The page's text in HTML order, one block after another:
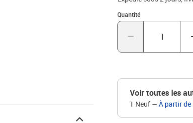
Quantité
Quantité : 1
Voir toutes les
1 Neuf —À partir de